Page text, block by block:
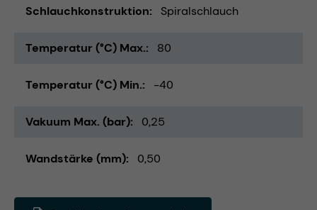
Schlauchkonstruktion Spiralschlauch
Temperatur (°C) Max. 80
Temperatur (°C) Min. -40
Vakuum Max. (bar) 0,25
Wandstärke (mm) 0,50